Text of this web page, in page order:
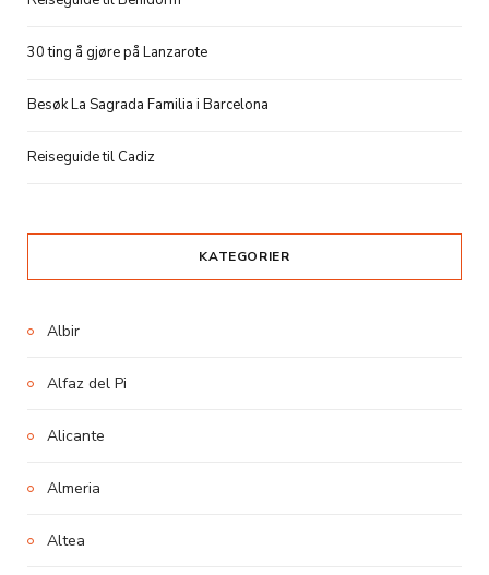
30 ting å gjøre på Lanzarote
Besøk La Sagrada Familia i Barcelona
Reiseguide til Cadiz
KATEGORIER
Albir
Alfaz del Pi
Alicante
Almeria
Altea